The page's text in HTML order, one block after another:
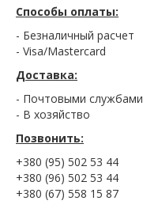
Способы оплаты:
- Безналичный расчет
- Visa/Mastercard
Доставка:
- Почтовыми службами
- В хозяйство
Позвонить:
+380 (95) 502 53 44
+380 (96) 502 53 44
+380 (67) 558 15 87